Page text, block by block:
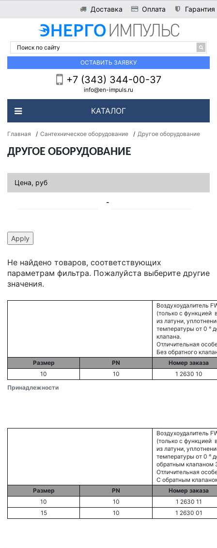
Доставка Оплата Гарантия
ОСТАВИТЬ ЗАЯВКУ
+7 (343) 344-00-37
info@en-impuls.ru
КАТАЛОГ
Главная / Сантехническое оборудование / Другое оборудование
ДРУГОЕ ОБОРУДОВАНИЕ
Цена, руб
Не найдено товаров, соответствующих
параметрам фильтра. Пожалуйста выберите другие
значения.
Принадлежности
Воздухоудалитель
(только с функцией
из латуни,
температуры от 0 °
клапана.
Отличительная
Без обратного
Размер
PN
Номер заказа
10
10 1 2630 10
Воздухоудалитель
(только с функцией
из латуни,
температуры от 0 °
обратным клапаном
Отличительная
С обратным
Размер
PN
Номер заказа
10
10
1 2630 11
15
10 1 2630 01